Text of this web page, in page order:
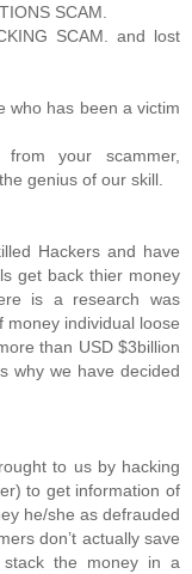
SCAM.
SCAM. and lost
who has been a victim
your scammer,
genius of our skill.
Hackers and have
get back thier money
is a research was
individual loose
than USD $3billion
why we have decided
to us by hacking
to get information of
he/she as defrauded
don’t actually save
the money in a